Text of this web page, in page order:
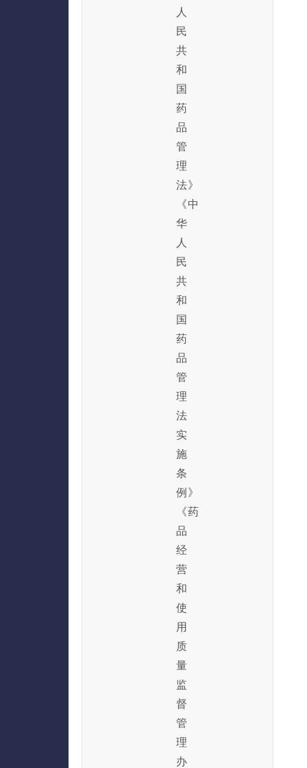
人
民
共
和
国
药
品
管
理
法》
《中
华
人
民
共
和
国
药
品
管
理
法
实
施
条
例》
《药
品
经
营
和
使
用
质
量
监
督
管
理
办